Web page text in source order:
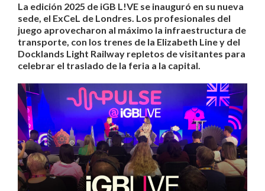
La edición 2025 de iGB L!VE se inauguró en su nueva
sede, el ExCeL de Londres. Los profesionales del
juego aprovecharon al máximo la infraestructura de
transporte, con los trenes de la Elizabeth Line y del
Docklands Light Railway repletos de visitantes para
celebrar el traslado de la feria a la capital.